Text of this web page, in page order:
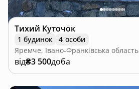
Тихий Куточок
1 будинок
4 особи
Яремче, Івано-Франківська область
від₴3 500доба